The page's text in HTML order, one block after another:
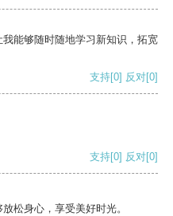
能够随时随地学习新知识，拓宽
支持[0] 反对[0]
支持[0] 反对[0]
松身心，享受美好时光。